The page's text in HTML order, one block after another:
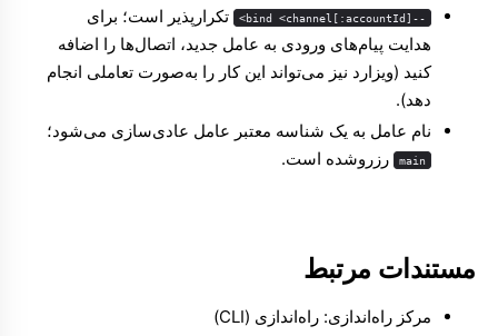
--bind <channel[:accountId]>
تکرارپذیر است؛ برای
هدایت پیام‌های ورودی به عامل جدید، اتصال‌ها را اضافه
کنید (ویزارد نیز می‌تواند این کار را به‌صورت تعاملی انجام
دهد).
نام عامل به یک شناسه معتبر عامل عادی‌سازی می‌شود؛
main رزروشده است.
مستندات مرتبط
مرکز راه‌اندازی: راه‌اندازی (CLI)